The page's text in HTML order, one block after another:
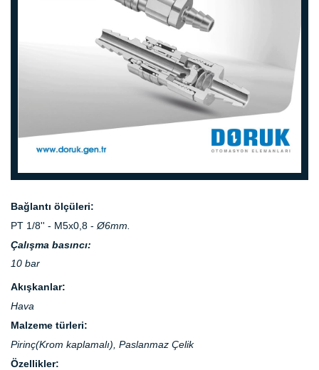
prev next
Bağlantı ölçüleri:
PT 1/8'' - M5x0,8 - Ø6mm.
Çalışma basıncı:
10 bar
Akışkanlar:
Hava
Malzeme türleri:
Pirinç(Krom kaplamalı), Paslanmaz Çelik
Özellikler: